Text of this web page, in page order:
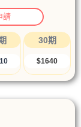
請
30期
$1640